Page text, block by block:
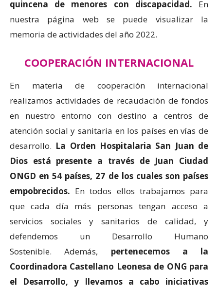
quincena de menores con discapacidad. En
nuestra página web se puede visualizar la
memoria de actividades del año 2022.
COOPERACIÓN INTERNACIONAL
En materia de cooperación internacional
realizamos actividades de recaudación de fondos
en nuestro entorno con destino a centros de
atención social y sanitaria en los países en vías de
desarrollo. La Orden Hospitalaria San Juan de
Dios está presente a través de Juan Ciudad
ONGD en 54 países, 27 de los cuales son países
empobrecidos. En todos ellos trabajamos para
que cada día más personas tengan acceso a
servicios sociales y sanitarios de calidad, y
defendemos un Desarrollo Humano
Sostenible. Además, pertenecemos a la
Coordinadora Castellano Leonesa de ONG para
el Desarrollo, y llevamos a cabo iniciativas